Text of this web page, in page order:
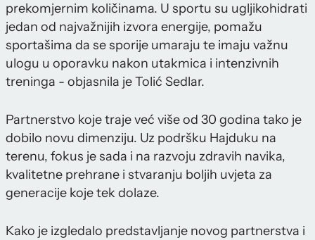
prekomjernim količinama. U sportu su ugljikohidrati
jedan od najvažnijih izvora energije, pomažu
sportašima da se sporije umaraju te imaju važnu
ulogu u oporavku nakon utakmica i intenzivnih
treninga - objasnila je Tolić Sedlar.
Partnerstvo koje traje već više od 30 godina tako je
dobilo novu dimenziju. Uz podršku Hajduku na
terenu, fokus je sada i na razvoju zdravih navika,
kvalitetne prehrane i stvaranju boljih uvjeta za
generacije koje tek dolaze.
Kako je izgledalo predstavljanje novog partnerstva i